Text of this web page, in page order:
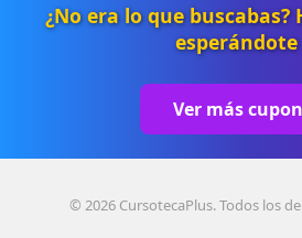
¿No era lo que buscabas?
esperándote
Ver más
© 2026 CursotecaPlus. Todos los